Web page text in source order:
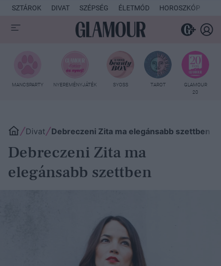
SZTÁROK DIVAT SZÉPSÉG ÉLETMÓD HOROSZKÓP
MANCSPARTY NYEREMÉNYJÁTÉK SYOSS TAROT
GLAMOUR
20
Divat Debreczeni Zita ma elegánsabb szettben
Debreczeni Zita ma
elegánsabb szettben